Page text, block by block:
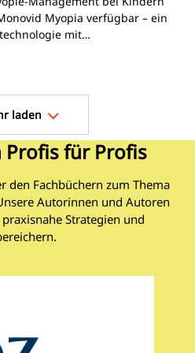
Myopia verfügbar – ein
mit
laden
Profis für Profis
den Fachbüchern zum Thema
Autorinnen und Autoren
Strategien und